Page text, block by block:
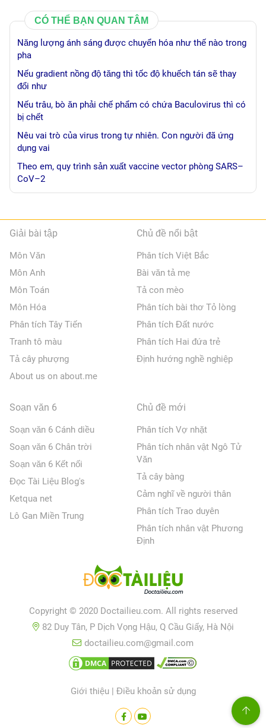
CÓ THỂ BẠN QUAN TÂM
Năng lượng ánh sáng được chuyển hóa như thế nào trong
pha
Nếu gradient nồng độ tăng thì tốc độ khuếch tán sẽ thay
đổi như
Nếu trâu, bò ăn phải chế phẩm có chứa Baculovirus thì có
bị chết
Nêu vai trò của virus trong tự nhiên. Con người đã ứng
dụng vai
Theo em, quy trình sản xuất vaccine vector phòng SARS–
CoV–2
Giải bài tập
Môn Văn
Môn Anh
Môn Toán
Môn Hóa
Phân tích Tây Tiến
Tranh tô màu
Tả cây phượng
About us on about.me
Chủ đề nổi bật
Phân tích Việt Bắc
Bài văn tả mẹ
Tả con mèo
Phân tích bài thơ Tỏ lòng
Phân tích Đất nước
Phân tích Hai đứa trẻ
Định hướng nghề nghiệp
Soạn văn 6
Soạn văn 6 Cánh diều
Soạn văn 6 Chân trời
Soạn văn 6 Kết nối
Đọc Tài Liệu Blog's
Ketqua net
Lô Gan Miền Trung
Chủ đề mới
Phân tích Vợ nhặt
Phân tích nhân vật Ngô Tử
Văn
Tả cây bàng
Cảm nghĩ về người thân
Phân tích Trao duyên
Phân tích nhân vật Phương
Định
Copyright © 2020 Doctailieu.com. All rights reserved
82 Duy Tân, P Dịch Vọng Hậu, Q Cầu Giấy, Hà Nội
doctailieu.com@gmail.com
Giới thiệu| Điều khoản sử dụng